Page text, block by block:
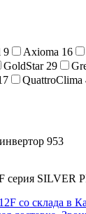
9 Axioma 16
GoldStar 29
QuattroClima
953
серия SILVER